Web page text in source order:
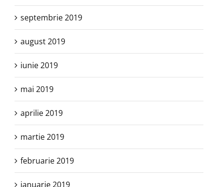
septembrie 2019
august 2019
iunie 2019
mai 2019
aprilie 2019
martie 2019
februarie 2019
ianuarie 2019